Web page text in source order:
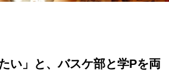
い」と、バスケ部と学Pを両